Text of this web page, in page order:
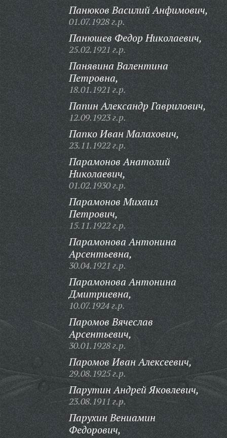
Панюков Василий Анфимович,
01.07.1928 г.р.
Панюшев Федор Николаевич,
25.02.1921 г.р.
Панявина Валентина
Петровна,
18.01.1921 г.р.
Папин Александр Гаврилович,
12.09.1923 г.р.
Папко Иван Малахович,
23.11.1922 г.р.
Парамонов Анатолий
Николаевич,
01.02.1930 г.р.
Парамонов Михаил
Петрович,
15.11.1922 г.р.
Парамонова Антонина
Арсентьевна,
30.04.1921 г.р.
Парамонова Антонина
Дмитриевна,
10.07.1924 г.р.
Паромов Вячеслав
Арсентьевич,
30.01.1928 г.р.
Паромов Иван Алексеевич,
29.08.1925 г.р.
Парутин Андрей Яковлевич,
23.08.1911 г.р.
Парухин Вениамин
Федорович,